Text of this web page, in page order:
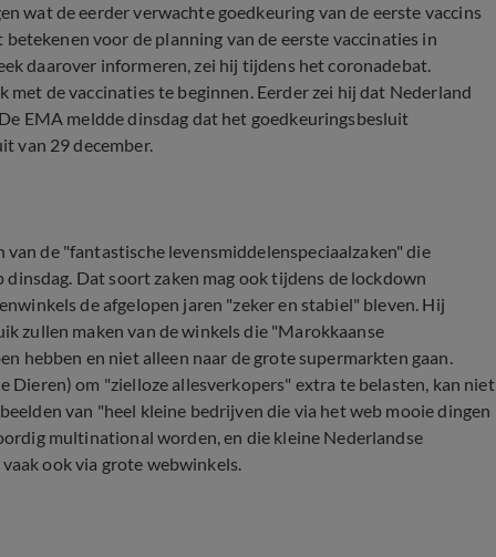
wat de eerder verwachte goedkeuring van de eerste vaccins
voor de planning van de eerste vaccinaties in
daarover informeren, zei hij tijdens het coronadebat.
de vaccinaties te beginnen. Eerder zei hij dat Nederland
EMA meldde dinsdag dat het goedkeuringsbesluit
van 29 december.
de "fantastische levensmiddelenspeciaalzaken" die
Dat soort zaken mag ook tijdens de lockdown
de afgelopen jaren "zeker en stabiel" bleven. Hij
zullen maken van de winkels die "Marokkaanse
hebben en niet alleen naar de grote supermarkten gaan.
om "zielloze allesverkopers" extra te belasten, kan niet
van "heel kleine bedrijven die via het web mooie dingen
multinational worden, en die kleine Nederlandse
ook via grote webwinkels.